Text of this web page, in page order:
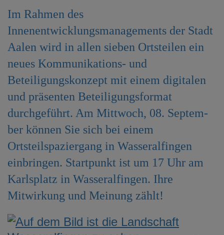
Im Rahmen des
Innenentwicklungsmanagements der Stadt
Aalen wird in allen sieben Ortsteilen ein
neues Kommunikations- und
Beteiligungskonzept mit einem digitalen
und präsenten Beteiligungsformat
durchgeführt. Am Mittwoch, 08. Septem-
ber können Sie sich bei einem
Ortsteilspaziergang in Wasseralfingen
einbringen. Startpunkt ist um 17 Uhr am
Karlsplatz in Wasseralfingen. Ihre
Mitwirkung und Meinung zählt!